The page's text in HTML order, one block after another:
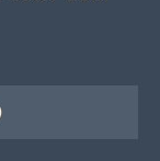
х гг.